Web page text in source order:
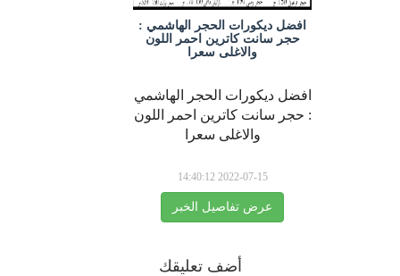
افضل ديكورات الحجر الهاشمي :
حجر سانت كاترين احمر اللون
والاغلى سعرا
افضل ديكورات الحجر الهاشمي
: حجر سانت كاترين احمر اللون
والاغلى سعرا
2022-07-15 14:40:12
عرض تفاصيل الخبر
أضف تعليقك